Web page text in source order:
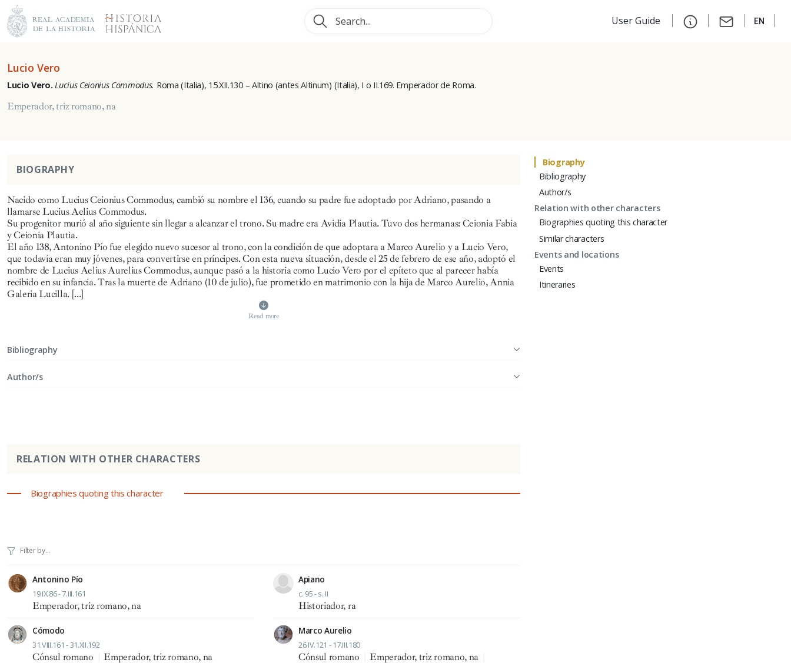
User Guide EN
Lucio Vero
Lucio Vero.Lucius Ceionius Commodus. Roma (Italia), 15.XII.130 – Altino (antes Altinum) (Italia), I o II.169. Emperador de Roma.
Emperador, triz romano, na
BIOGRAPHY
Nacido como Lucius Ceionius Commodus, cambió su nombre el 136, cuando su padre fue adoptado por Adriano, pasando a
llamarse Lucius Aelius Commodus.
Su progenitor murió al año siguiente sin llegar a alcanzar el trono. Su madre era Avidia Plautia. Tuvo dos hermanas: Ceionia Fabia
y Ceionia Plautia.
El año 138, Antonino Pío fue elegido nuevo sucesor al trono, con la condición de que adoptara a Marco Aurelio y a Lucio Vero,
que todavía eran muy jóvenes, para convertirse en príncipes. Con esta nueva situación, desde el 25 de febrero de ese año, adoptó el
nombre de Lucius Aelius Aurelius Commodus, aunque pasó a la historia como Lucio Vero por el epíteto que al parecer había
recibido en su infancia. Tras la muerte de Adriano (10 de julio), fue prometido en matrimonio con la hija de Marco Aurelio, Annia
Galeria Lucilla.[...]
Read more
Bibliography
Author/s
RELATION WITH OTHER CHARACTERS
Biographies quoting this character
Antonino Pío
19.IX.86 - 7.III.161
Emperador, triz romano, na
Apiano
c. 95 - s. II
Historiador, ra
Cómodo
31.VIII.161 - 31.XII.192
Cónsul romano Emperador, triz romano, na
Marco Aurelio
26.IV.121 - 17.III.180
Cónsul romano Emperador, triz romano, na
Biography
Bibliography
Author/s
Relation with other characters
Biographies quoting this character
Similar characters
Events and locations
Events
Itineraries